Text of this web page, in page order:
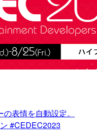
表情を自動設定。
#CEDEC2023